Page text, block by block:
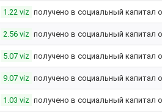
1.22 viz получено в социальный капитал
2.56 viz получено в социальный капитал
5.07 viz получено в социальный капитал
9.07 viz получено в социальный капитал
1.03 viz получено в социальный капитал